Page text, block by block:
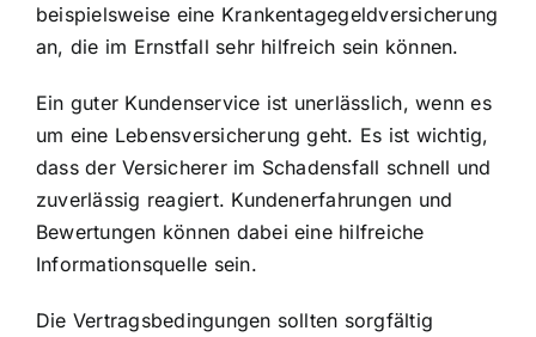
beispielsweise eine Krankentagegeldversicherung
an, die im Ernstfall sehr hilfreich sein können.
Ein guter Kundenservice ist unerlässlich, wenn es
um eine Lebensversicherung geht. Es ist wichtig,
dass der Versicherer im Schadensfall schnell und
zuverlässig reagiert. Kundenerfahrungen und
Bewertungen können dabei eine hilfreiche
Informationsquelle sein.
Die Vertragsbedingungen sollten sorgfältig